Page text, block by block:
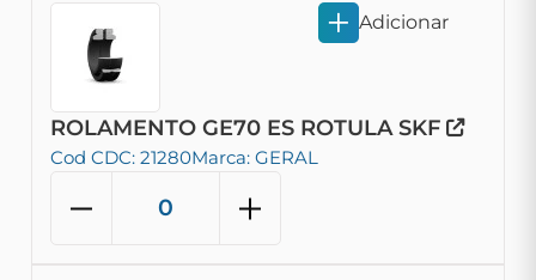
ROLAMENTO GE70 ES ROTULA SKF
Cod CDC: 21280Marca: GERAL
Adicionar